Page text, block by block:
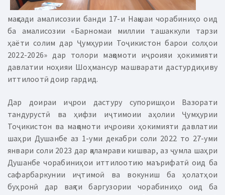
мақсади амалисозии банди 17-и Нақшаи чорабиниҳо оид
ба амалисозии «Барномаи миллии ташаккули тарзи
ҳаёти солим дар Ҷумҳурии Тоҷикистон барои солҳои
2022-2026» дар толори мақомоти иҷроияи ҳокимияти
давлатии ноҳияи Шоҳмансур машварати дастурдиҳиву
иттилоотӣ доир гардид.
Дар доираи иҷрои дастуру супоришҳои Вазорати
тандурустӣ ва ҳифзи иҷтимоии аҳолии Ҷумҳурии
Тоҷикистон ва мақомоти иҷроияи ҳокимияти давлатии
шаҳри Душанбе аз 1-уми декабри соли 2022 то 27-уми
январи соли 2023 дар қаламрави кишвар, аз ҷумла шаҳри
Душанбе чорабиниҳои иттилоотию маърифатӣ оид ба
сафарбаркунии иҷтимоӣ ва вокуниш ба ҳолатҳои
буҳронӣ дар вақти баргузории чорабиниҳо оид ба